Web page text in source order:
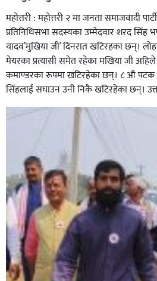
सिराहाको औरहीमा जेन-जी भेला
महोत्तरी : महोत्तरी २ मा जनता समाजवादी
प्रतिनिधिसभा सदस्यका उम्मेदवार शरद सिंह
यादव’मुखिया जी’ दिनरात खटिरहका छन्।
मेयरका प्रत्यासी समेत रहेका मखिया जी
कमाण्डरका रूपमा खटिरहेका छन्। ८ औ पटक
सिंहलाई सघाउन उनी निकै खटिरहेका छन्।